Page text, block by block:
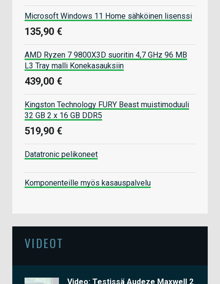
Microsoft Windows 11 Home sähköinen lisenssi
135,90 €
AMD Ryzen 7 9800X3D suoritin 4,7 GHz 96 MB
L3 Tray malli Konekasauksiin
439,00 €
Kingston Technology FURY Beast muistimoduuli
32 GB 2 x 16 GB DDR5
519,90 €
Datatronic pelikoneet
Komponenteille myös kasauspalvelu
VIDEOT
Video: Testissä Audeze Maxwell 2